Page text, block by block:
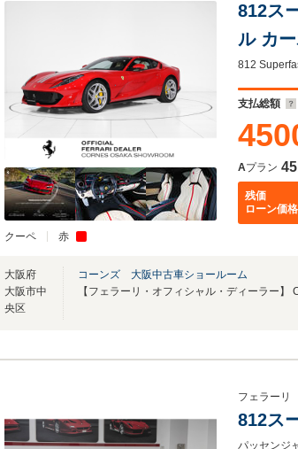
クーペ 赤
812ス
ル
812
支払総額
Aプラン
残価
ローン価格
大阪府
大阪市中
央区
コーンズ 大阪中古車ショールーム
フェラーリ
812ス